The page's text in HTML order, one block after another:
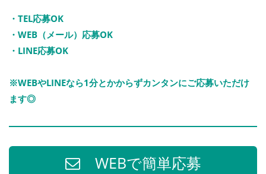
・TEL応募OK
・WEB（メール）応募OK
・LINE応募OK
※WEBやLINEなら1分とかからずカンタンにご応募いただけ
ます◎
WEBで簡単応募